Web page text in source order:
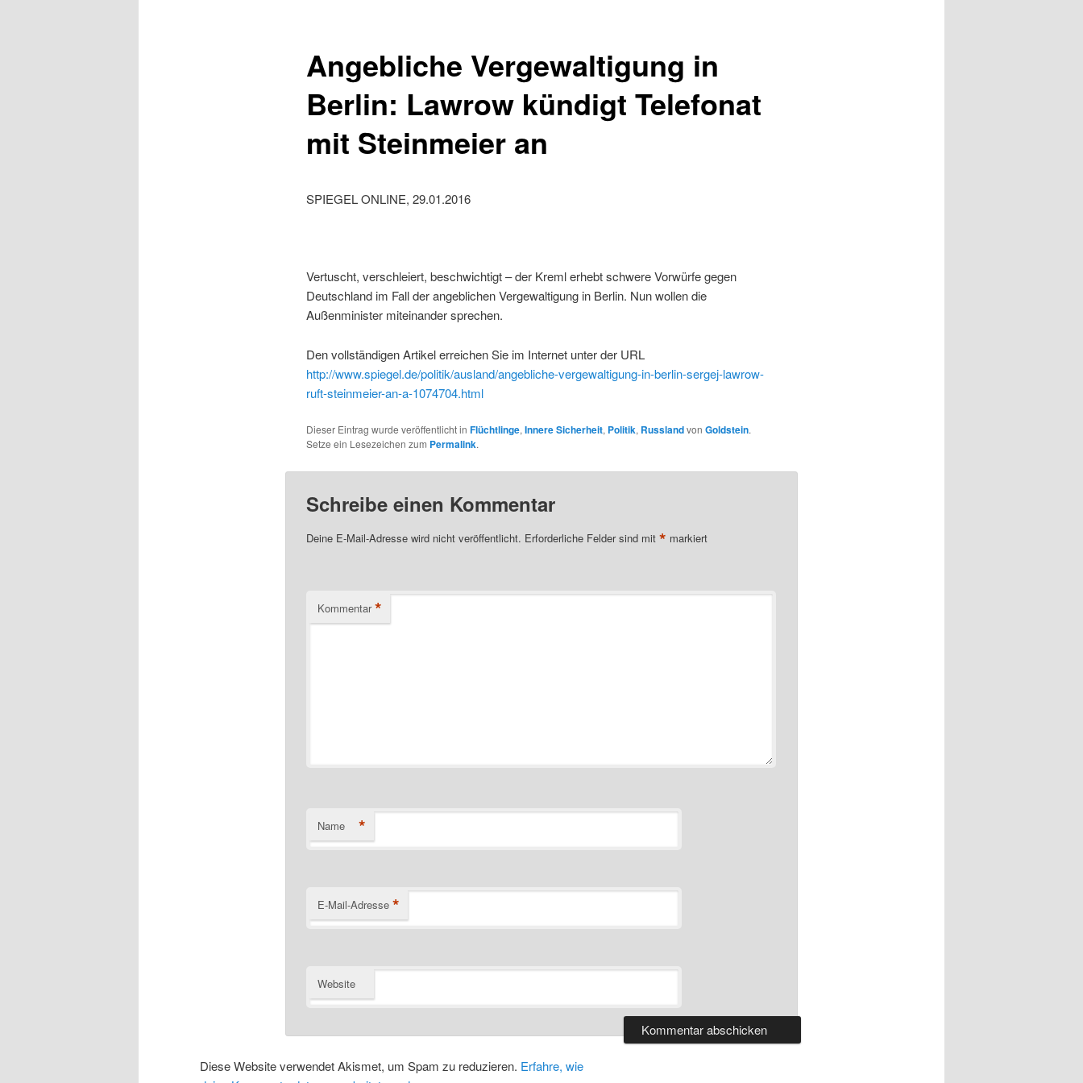
Angebliche Vergewaltigung in
Berlin: Lawrow kündigt Telefonat
mit Steinmeier an
SPIEGEL ONLINE, 29.01.2016
Vertuscht, verschleiert, beschwichtigt – der Kreml erhebt schwere Vorwürfe gegen
Deutschland im Fall der angeblichen Vergewaltigung in Berlin. Nun wollen die
Außenminister miteinander sprechen.
Den vollständigen Artikel erreichen Sie im Internet unter der URL
http://www.spiegel.de/politik/ausland/angebliche-vergewaltigung-in-berlin-sergej-lawrow-
ruft-steinmeier-an-a-1074704.html
Dieser Eintrag wurde veröffentlicht in Flüchtlinge, Innere Sicherheit, Politik, Russlandvon Goldstein.
Setze ein Lesezeichen zum Permalink.
Schreibe einen Kommentar
Deine E-Mail-Adresse wird nicht veröffentlicht. Erforderliche Felder sind mit * markiert
Kommentar *
Name *
E-Mail-Adresse *
Website
Diese Website verwendet Akismet, um Spam zu reduzieren. Erfahre, wie